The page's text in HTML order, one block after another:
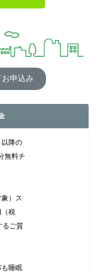
申込み
以降の
無料チ
）ス
税
るご質
も睡眠